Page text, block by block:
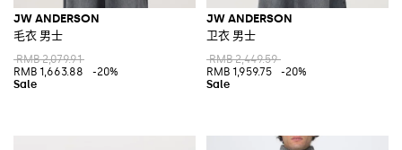
JW ANDERSON
毛衣 男士
RMB 2,079.91
RMB 1,663.88
-20%
JW ANDERSON
卫衣 男士
RMB 2,449.59
RMB 1,959.75
-20%